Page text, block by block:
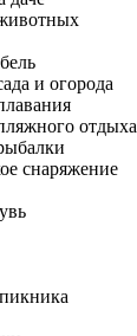
и огорода
отдыха
снаряжение